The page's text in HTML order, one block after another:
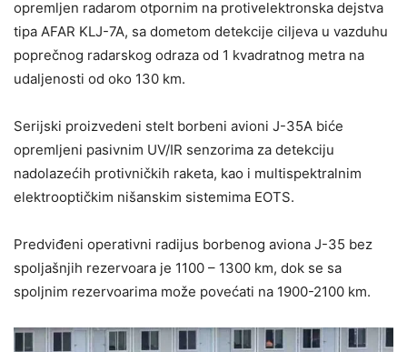
opremljen radarom otpornim na protivelektronska dejstva
tipa AFAR KLJ-7A, sa dometom detekcije ciljeva u vazduhu
poprečnog radarskog odraza od 1 kvadratnog metra na
udaljenosti od oko 130 km.
Serijski proizvedeni stelt borbeni avioni J-35A biće
opremljeni pasivnim UV/IR senzorima za detekciju
nadolazećih protivničkih raketa, kao i multispektralnim
elektrooptičkim nišanskim sistemima EOTS.
Predviđeni operativni radijus borbenog aviona J-35 bez
spoljašnjih rezervoara je 1100 – 1300 km, dok se sa
spoljnim rezervoarima može povećati na 1900-2100 km.